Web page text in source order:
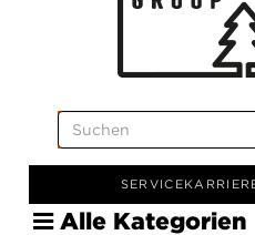
SERVICE
Alle Kategorien